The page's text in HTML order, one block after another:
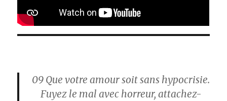
09Que votre amour soit sans hypocrisie.
Fuyez le mal avec horreur, attachez-